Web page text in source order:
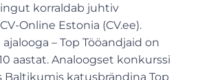
korraldab juhtiv
Online Estonia (CV.ee).
– Top Tööandjaid on
aastat. Analoogset konkurssi
Baltikumis katusbrändina Top